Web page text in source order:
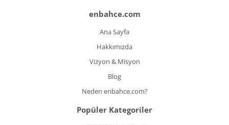
enbahce.com
Ana Sayfa
Hakkımızda
Vizyon & Misyon
Blog
Neden enbahce.com?
Popüler Kategoriler